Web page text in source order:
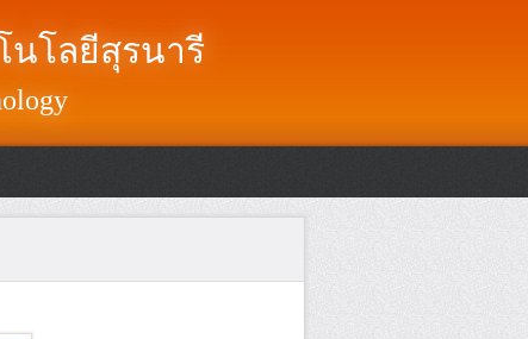
นโลยีสุรนารี